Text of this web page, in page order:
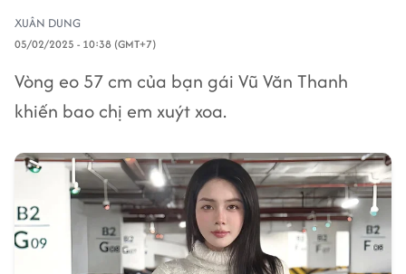
XUÂN DUNG
05/02/2025 - 10:38 (GMT+7)
Vòng eo 57 cm của bạn gái Vũ Văn Thanh
khiến bao chị em xuýt xoa.